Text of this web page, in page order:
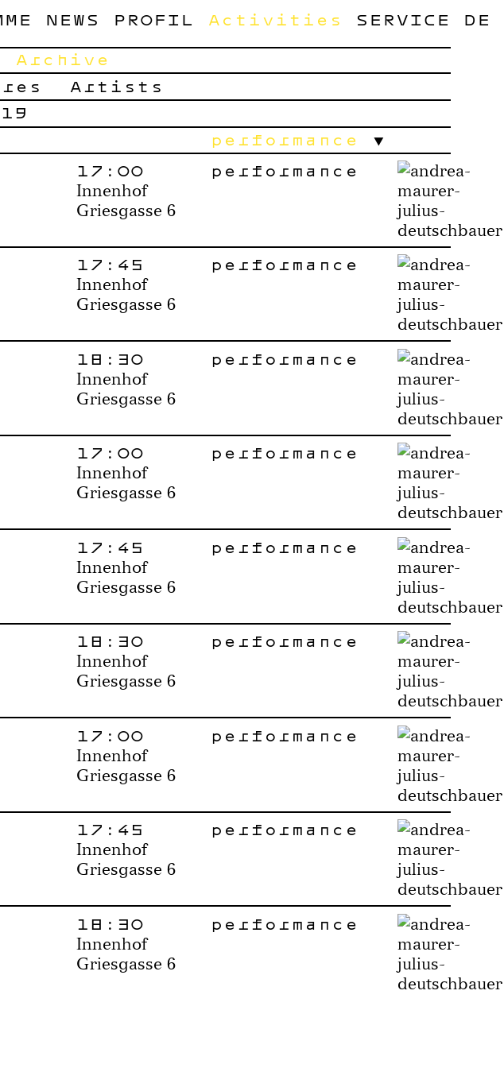
NEWS PROFIL
Activities
Archive
Artists
SERVICE DE
performance
17:00
Innenhof
Griesgasse 6
performance
17:45
Innenhof
Griesgasse 6
performance
18:30
Innenhof
Griesgasse 6
performance
17:00
Innenhof
Griesgasse 6
performance
17:45
Innenhof
Griesgasse 6
performance
18:30
Innenhof
Griesgasse 6
performance
17:00
Innenhof
Griesgasse 6
performance
17:45
Innenhof
Griesgasse 6
performance
18:30
Innenhof
Griesgasse 6
performance